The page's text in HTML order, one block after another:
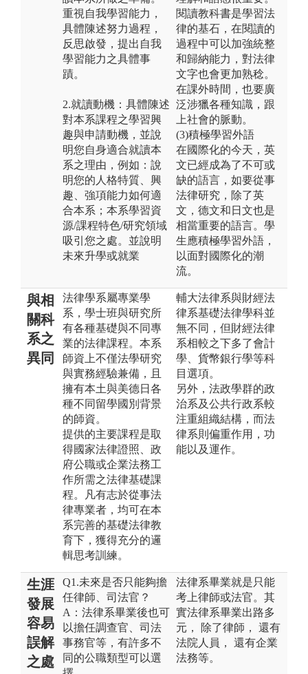
重視自我學習能力，
具體陳述努力過程，
反思啟發，提出自我
學習能力之具體事
蹟。
2.就讀動機：具體陳述
對本系課程之學習興
趣與申請動機，並說
明您自身適合就讀本
系之理由，例如：說
明您的人格特質、興
趣、強項能力如何適
合本系；本系學習資
源/課程特色/研究領域
吸引您之處。並說明
未來升學或就業
閱讀教科書是學習法
律的基石，在閱讀的
過程中可以加強統整
和歸納能力，對法律
文字也會更加熟稔。
在課外時間，也要廣
泛涉獵各種知識，跟
上社會的脈動。
(3)積極學習外語
在國際化的今天，英
文已經成為了不可或
缺的語言，如要從事
法律研究，除了英
文，德文和日文也是
相當重要的語言。學
生應積極學習外語，
以面對國際化的潮
流。
與相
關科
系之
異同
法律學系屬專業學
系，學士班與研究所
有各種基礎與不同專
業的法律課程。本系
師資上不僅法學研究
與實務經驗兼備，且
擁有本土與美德日各
種不同留學國別背景
的師資。
提供的主要課程是取
得國家法律證照、政
府公職或企業法務工
作所需之法律基礎課
程。凡有志於從事法
律專業者，均可在本
系完善的基礎法律教
育下，獲得充分的邏
輯思考訓練。
輔大法律系與財經法
律系基礎法律學科並
無不同，但財經法律
系相較之下多了會計
學、貨幣銀行學等科
目選項。
另外，法政學群的政
治系及公共行政系較
注重組織結構，而法
律系則偏重作用，功
能以及運作。
生涯
發展
容易
誤解
之處
Q1.未來是否只能夠擔
任律師、司法官？
A：法律系畢業後也可
以擔任調查官、司法
事務官等，有許多不
同的公職類型可以選
法律系畢業就是只能
考上律師或法官。其
實法律系畢業出路多
元， 除了律師， 還有
法院人員， 還有企業
法務等。